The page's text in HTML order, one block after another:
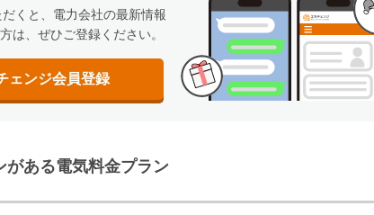
くと、電力会社の最新情報
は、ぜひご登録ください。
ェンジ会員登録
がある電気料金プラン